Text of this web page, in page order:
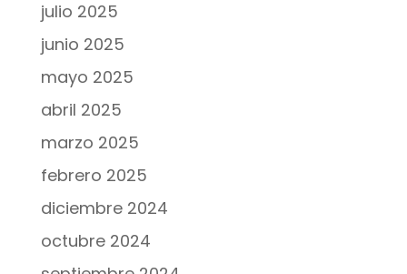
julio 2025
junio 2025
mayo 2025
abril 2025
marzo 2025
febrero 2025
diciembre 2024
octubre 2024